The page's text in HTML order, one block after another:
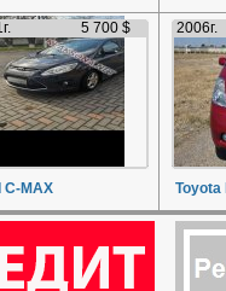
5 700 $
C-MAX
2006г.
Toyota